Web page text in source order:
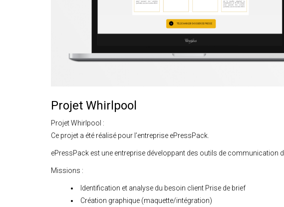
Projet Whirlpool
Projet Whirlpool :
Ce projet a été réalisé pour l’entreprise ePressPack.
ePressPack est une entreprise développant des outils de communication
Missions :
Identification et analyse du besoin client Prise de brief
Création graphique (maquette/intégration)